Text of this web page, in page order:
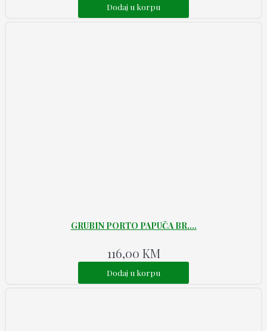
Dodaj u korpu
GRUBIN PORTO PAPUČA BR....
116,00 KM
Dodaj u korpu